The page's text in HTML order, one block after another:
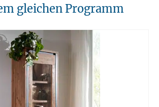
anderen heißen Gegenständen.
sollten Möbel fachgerecht entsorgt
kann über den Sperrmüll oder an speziellen
werden. Die örtlichen
sind zu beachten.
gleichen Programm